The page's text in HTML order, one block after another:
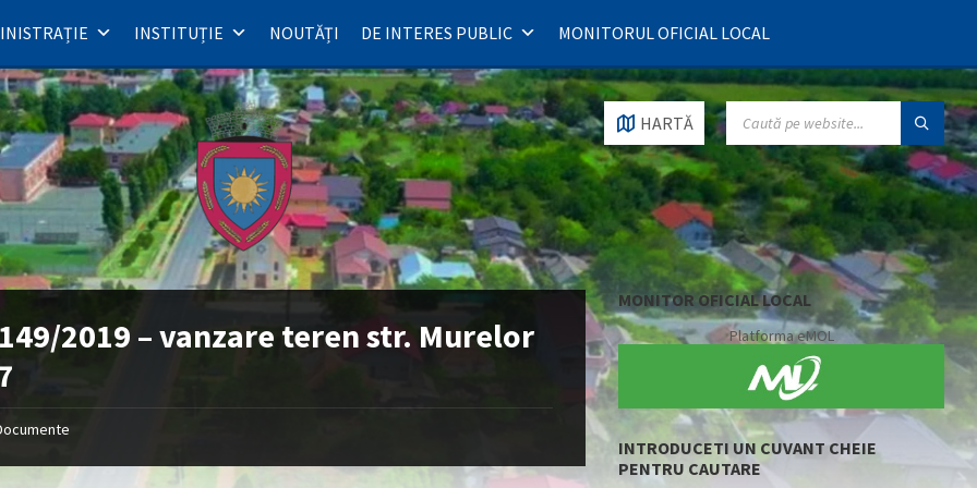
INSTITUȚIE NOUTĂȚI DE INTERES PUBLIC MONITORUL OFICIAL LOCAL
HARTĂ
SEARCH:
2019 – vanzare teren str. Murelor
MONITOR OFICIAL LOCAL
Platforma eMOL
INTRODUCETI UN CUVANT CHEIE
PENTRU CAUTARE